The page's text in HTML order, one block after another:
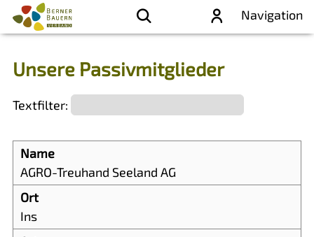
Navigation
Unsere Passivmitglieder
Textfilter:
AGRO-Treuhand Seeland AG
Ins